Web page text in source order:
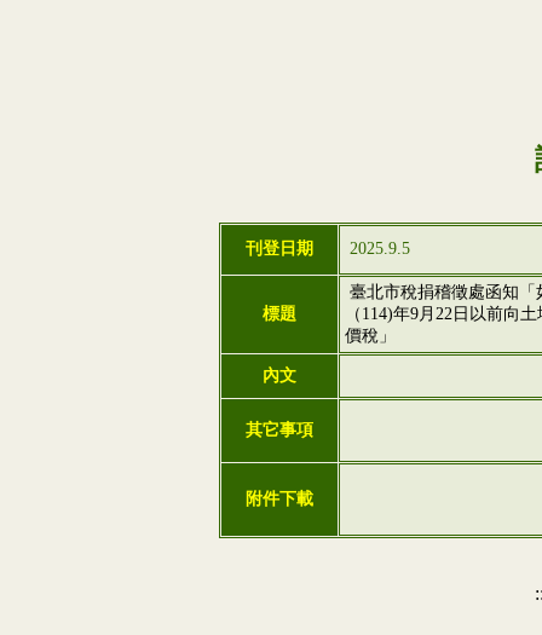
刊登日期 2025.9.5
標題
臺北市稅捐稽徵處函知
（114)年9月22日以前向
價稅」
內文
其它事項
附件下載